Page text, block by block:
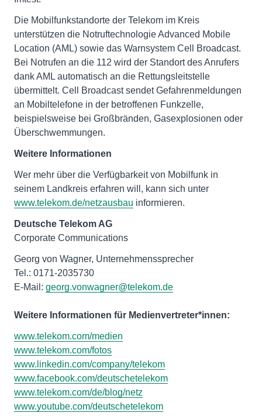
Die Mobilfunkstandorte der Telekom im Kreis
unterstützen die Notruftechnologie Advanced Mobile
Location (AML) sowie das Warnsystem Cell Broadcast.
Bei Notrufen an die 112 wird der Standort des Anrufers
dank AML automatisch an die Rettungsleitstelle
übermittelt. Cell Broadcast sendet Gefahrenmeldungen
an Mobiltelefone in der betroffenen Funkzelle,
beispielsweise bei Großbränden, Gasexplosionen oder
Überschwemmungen.
Weitere Informationen
Wer mehr über die Verfügbarkeit von Mobilfunk in
seinem Landkreis erfahren will, kann sich unter
www.telekom.de/netzausbau informieren.
Deutsche Telekom AG
Corporate Communications
Georg von Wagner, Unternehmenssprecher
Tel.: 0171-2035730
E-Mail: georg.vonwagner@telekom.de
Weitere Informationen für Medienvertreter*innen:
www.telekom.com/medien
www.telekom.com/fotos
www.linkedin.com/company/telekom
www.facebook.com/deutschetelekom
www.telekom.com/de/blog/netz
www.youtube.com/deutschetelekom